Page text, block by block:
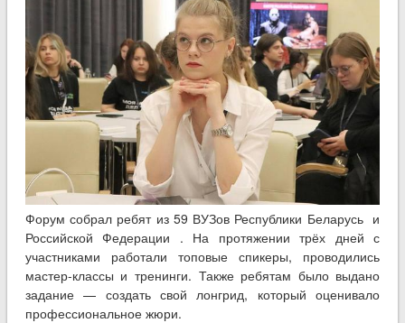
Форум собрал ребят из 59 ВУЗов Республики Беларусь и
Российской Федерации . На протяжении трёх дней с
участниками работали топовые спикеры, проводились
мастер-классы и тренинги. Также ребятам было выдано
задание — создать свой лонгрид, который оценивало
профессиональное жюри.